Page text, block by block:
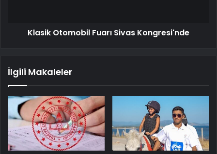
Klasik Otomobil Fuarı Sivas Kongresi'nde
İlgili Makaleler